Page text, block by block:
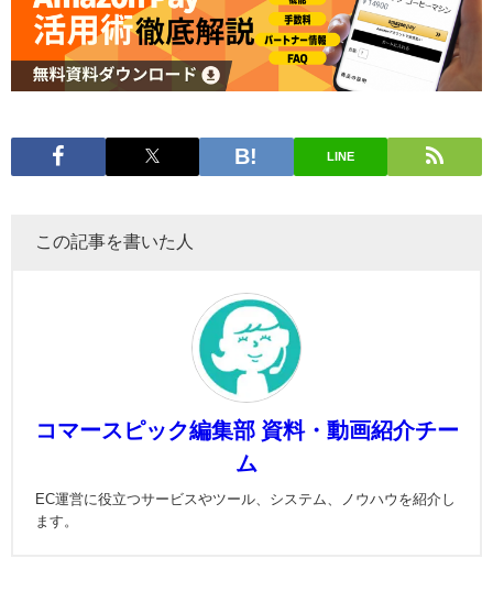
LINE
この記事を書いた人
コマースピック編集部 資料・動画紹介チー
ム
EC運営に役立つサービスやツール、システム、ノウハウを紹介し
ます。